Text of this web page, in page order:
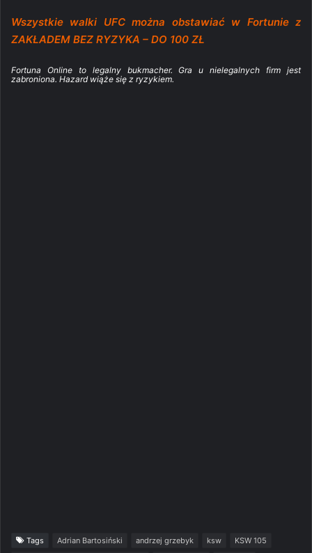
Wszystkie walki UFC można obstawiać w Fortunie z
ZAKŁADEM BEZ RYZYKA – DO 100 ZŁ
Fortuna Online to legalny bukmacher. Gra u nielegalnych firm jest
zabroniona. Hazard wiąże się z ryzykiem.
Tags Adrian Bartosiński andrzej grzebyk ksw
KSW 105